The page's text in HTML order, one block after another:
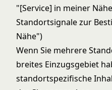
"[Service] in meiner
Standortsignale zur
Nähe")
Wenn Sie mehrere
breites Einzugsgebiet
standortspezifische